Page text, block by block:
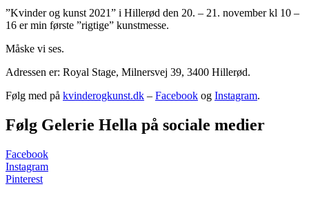
”Kvinder og kunst 2021” i Hillerød den 20. – 21. november kl 10 –
16 er min første ”rigtige” kunstmesse.
Måske vi ses.
Adressen er: Royal Stage, Milnersvej 39, 3400 Hillerød.
Følg med på kvinderogkunst.dk – Facebook og Instagram.
Følg Gelerie Hella på sociale medier
Facebook
Instagram
Pinterest